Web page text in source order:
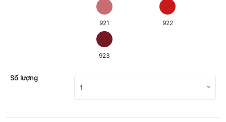
921 922
923
Số lượng
1